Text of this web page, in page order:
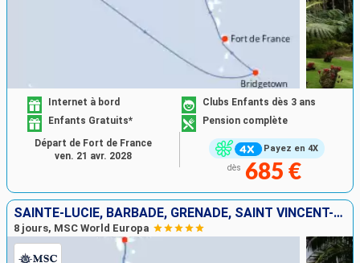
Payez en 4X
Internet à bord
Clubs Enfants dès 3 ans
Enfants Gratuits*
Pension complète
dès 685 €
Départ de Fort de France
ven. 21 avr. 2028
SAINTE-LUCIE, BARBADE, GRENADE, SAINT VINCENT-ET-LES-GRENADINES, MARTINIQUE, GUADELOUPE
8 jours, MSC World Europa